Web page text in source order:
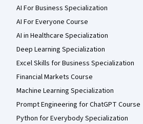
AI For Business Specialization
AI For Everyone Course
AI in Healthcare Specialization
Deep Learning Specialization
Excel Skills for Business Specialization
Financial Markets Course
Machine Learning Specialization
Prompt Engineering for ChatGPT Course
Python for Everybody Specialization